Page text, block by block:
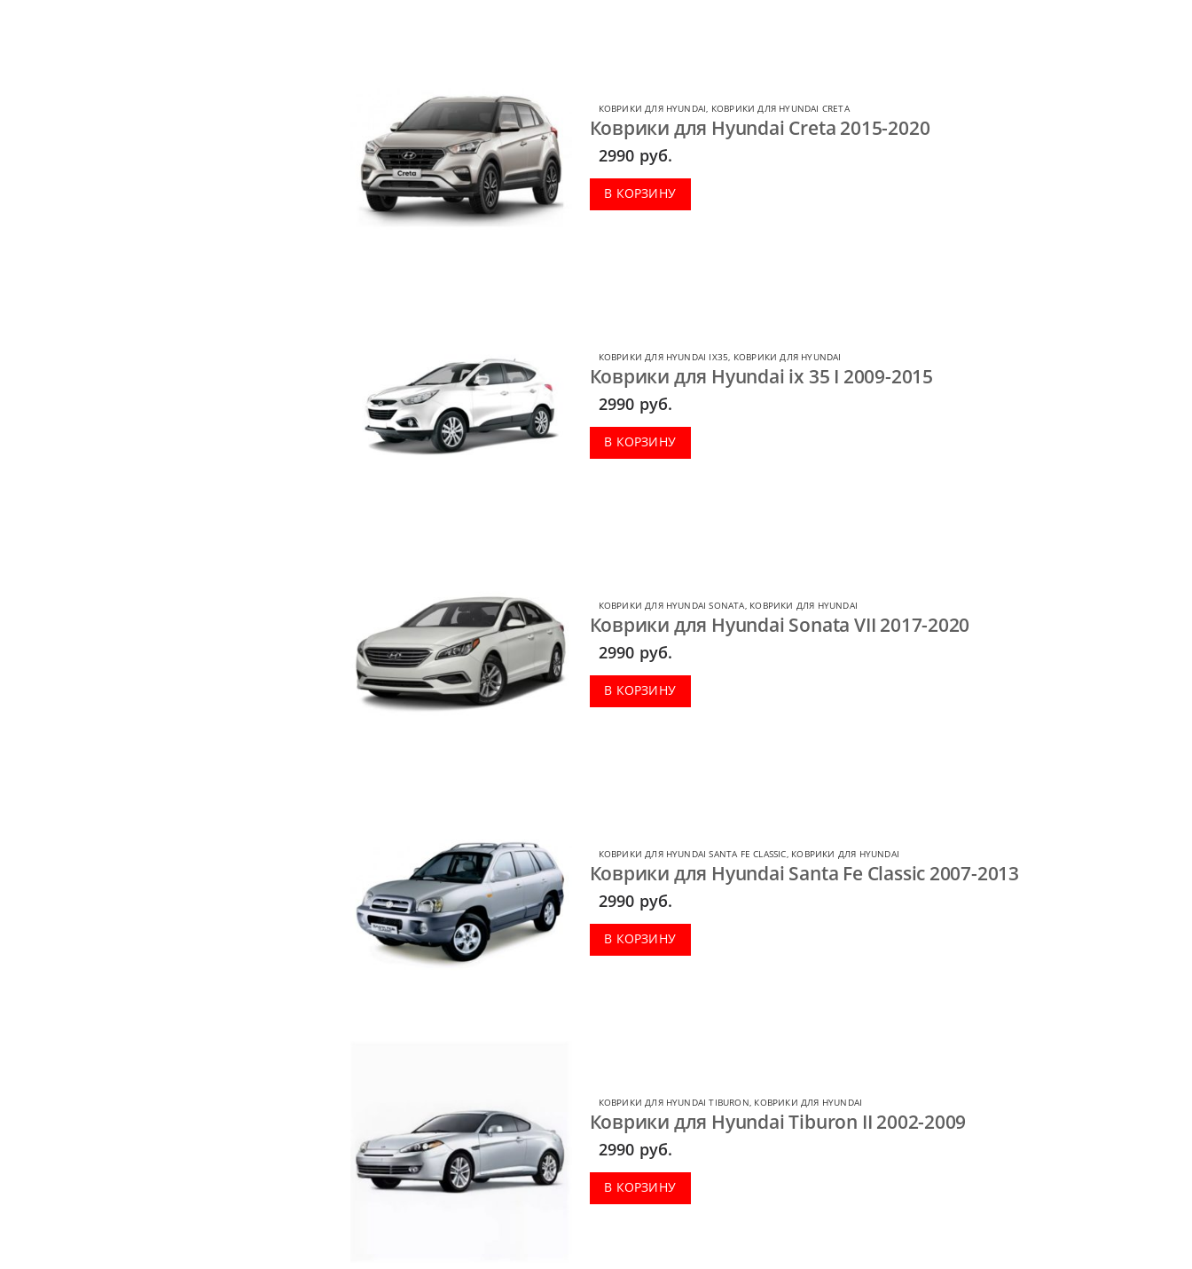
КОВРИКИ ДЛЯ HYUNDAI, КОВРИКИ ДЛЯ HYUNDAI CRETA
Коврики для Hyundai Creta 2015-2020
2990 руб.
В КОРЗИНУ
КОВРИКИ ДЛЯ HYUNDAI IX35, КОВРИКИ ДЛЯ HYUNDAI
Коврики для Hyundai ix 35 I 2009-2015
2990 руб.
В КОРЗИНУ
КОВРИКИ ДЛЯ HYUNDAI SONATA, КОВРИКИ ДЛЯ HYUNDAI
Коврики для Hyundai Sonata VII 2017-2020
2990 руб.
В КОРЗИНУ
КОВРИКИ ДЛЯ HYUNDAI SANTA FE CLASSIC, КОВРИКИ ДЛЯ HYUNDAI
Коврики для Hyundai Santa Fe Classic 2007-2013
2990 руб.
В КОРЗИНУ
КОВРИКИ ДЛЯ HYUNDAI TIBURON, КОВРИКИ ДЛЯ HYUNDAI
Коврики для Hyundai Tiburon II 2002-2009
2990 руб.
В КОРЗИНУ